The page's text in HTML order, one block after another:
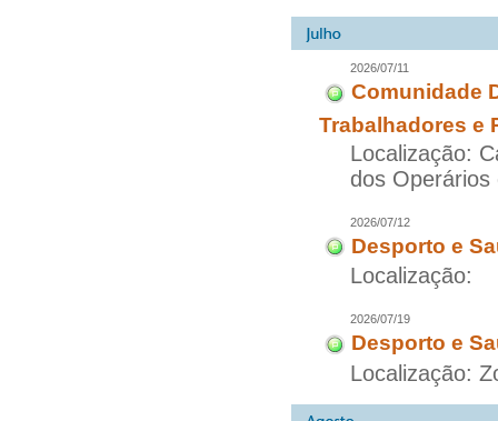
2026/07/11
Comunidade
Trabalhadores e
Localização:
dos
2026/07/12
Desporto e
Localização:
2026/07/19
Desporto e
Localização: